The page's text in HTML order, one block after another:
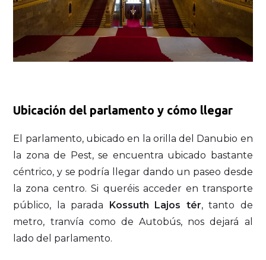
Ubicación del parlamento y cómo llegar
El parlamento, ubicado en la orilla del Danubio en
la zona de Pest, se encuentra ubicado bastante
céntrico, y se podría llegar dando un paseo desde
la zona centro. Si queréis acceder en transporte
público, la parada Kossuth Lajos tér, tanto de
metro, tranvía como de Autobús, nos dejará al
lado del parlamento.